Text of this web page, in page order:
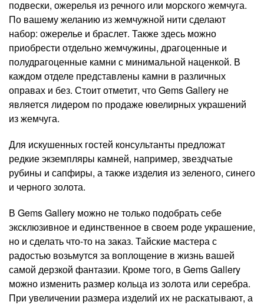
подвески, ожерелья из речного или морского жемчуга.
По вашему желанию из жемчужной нити сделают
набор: ожерелье и браслет. Также здесь можно
приобрести отдельно жемчужины, драгоценные и
полудрагоценные камни с минимальной наценкой. В
каждом отделе представлены камни в различных
оправах и без. Стоит отметит, что Gems Gallery не
является лидером по продаже ювелирных украшений
из жемчуга.
Для искушенных гостей консультанты предложат
редкие экземпляры камней, например, звездчатые
рубины и сапфиры, а также изделия из зеленого, синего
и черного золота.
В Gems Gallery можно не только подобрать себе
эксклюзивное и единственное в своем роде украшение,
но и сделать что-то на заказ. Тайские мастера с
радостью возьмутся за воплощение в жизнь вашей
самой дерзкой фантазии. Кроме того, в Gems Gallery
можно изменить размер кольца из золота или серебра.
При увеличении размера изделий их не раскатывают, а